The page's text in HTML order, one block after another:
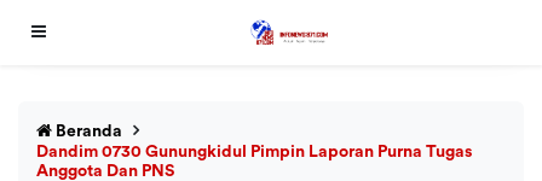
Beranda
Dandim 0730 Gunungkidul Pimpin Laporan Purna Tugas
Anggota Dan PNS